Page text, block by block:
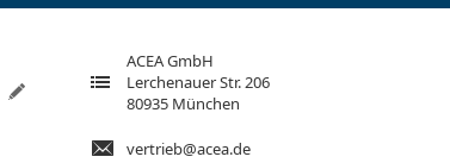
ACEA GmbH
Lerchenauer Str. 206
80935 München
vertrieb@acea.de